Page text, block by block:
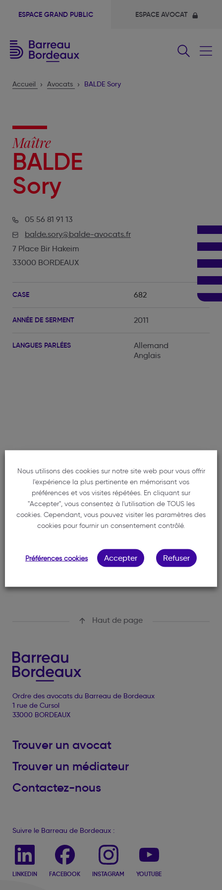
ESPACE GRAND PUBLIC ESPACE AVOCAT
Accueil Avocats BALDE Sory
Maître
BALDE
Sory
05 56 81 91 13
balde.sory@balde-avocats.fr
7 Place Bir Hakeim
33000 BORDEAUX
CASE 682
ANNÉE DE SERMENT 2011
LANGUES PARLÉES
Allemand
Anglais
Cabinet
BALDE SORY
05 56 81 91 13
balde.sory@balde-avocats.fr
33000 BORDEAUX
Haut de page
Ordre des avocats du Barreau de Bordeaux
1 rue de Cursol
33000 BORDEAUX
Trouver un avocat
Trouver un médiateur
Contactez-nous
Suivre le Barreau de Bordeaux :
LINKEDIN FACEBOOK INSTAGRAM YOUTUBE
Nous utilisons des cookies sur notre site web pour vous offrir
l'expérience la plus pertinente en mémorisant vos
préférences et vos visites répétées. En cliquant sur
"Accepter", vous consentez à l'utilisation de TOUS les
cookies. Cependant, vous pouvez visiter les paramètres des
cookies pour fournir un consentement contrôlé.
Préférences cookies Accepter Refuser